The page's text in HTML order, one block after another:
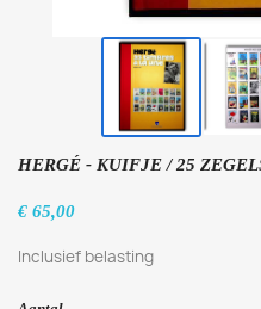
HERGÉ - KUIFJE / 25
€ 65,00
Inclusief belasting